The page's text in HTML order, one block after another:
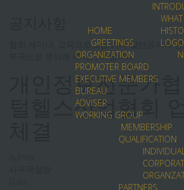
HOME
GREETINGS
ORGANIZATION
PROMOTER BOARD
EXECUTIVE MEMBERS
BUREAU
ADVISER
WORKING GROUP
MEMBERSHIP
QUALIFICATION
PARTNERS
협회 세미나, 교육프로그램 기타 일반공지에
무국으로 문의해 주시기 바랍니다.
개인정보전문가협
털헬스산업협회